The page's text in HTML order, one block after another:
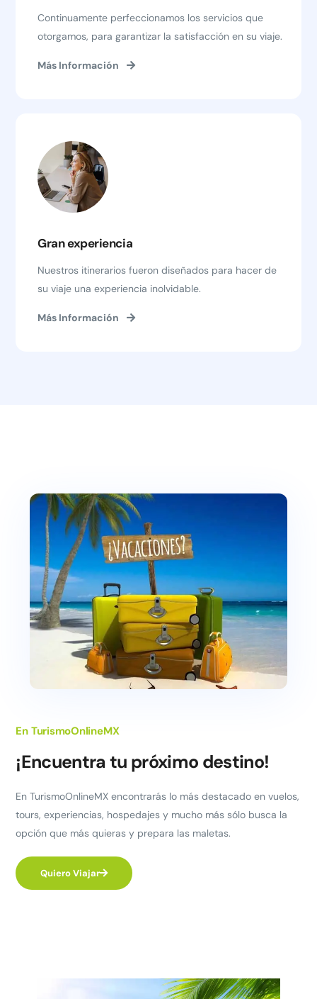
Continuamente perfeccionamos los servicios que
otorgamos, para garantizar la satisfacción en su viaje.
Más Información
Gran experiencia
Nuestros itinerarios fueron diseñados para hacer de
su viaje una experiencia inolvidable.
Más Información
En TurismoOnlineMX
¡Encuentra tu próximo destino!
En TurismoOnlineMX encontrarás lo más destacado en vuelos,
tours, experiencias, hospedajes y mucho más sólo busca la
opción que más quieras y prepara las maletas.
Quiero Viajar